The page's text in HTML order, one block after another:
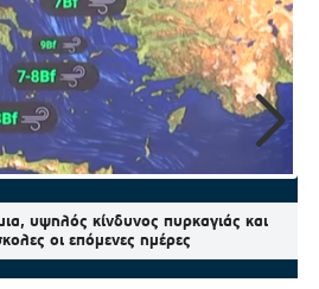
υψηλός κίνδυνος πυρκαγιάς και
οι επόμενες ημέρες